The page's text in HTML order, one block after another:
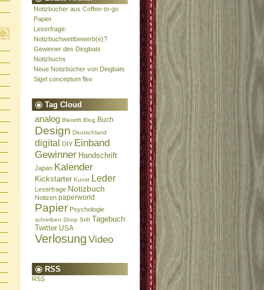
Notizbücher aus Coffee-to-go
Papier
Leserfrage:
Notizbuchwettbewerb(e)?
Gewinner des Dingbats
Notizbuchs
Neue Notizbücher von Dingbats
Sigel conceptum flex
Tag Cloud
analog Bleistift Blog Buch
Design Deutschland
digital DIY Einband
Gewinner Handschrift
Japan Kalender
Kickstarter Kunst Leder
Leserfrage Notizbuch
Notizen paperworld
Papier Psychologie
schreiben Shop Stift Tagebuch
Twitter USA
Verlosung Video
RSS
RSS